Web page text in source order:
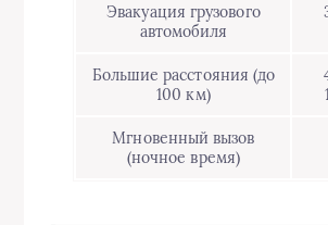
Эвакуация грузового
автомобиля
Большие расстояния (до
100 км)
Мгновенный вызов
(ночное время)